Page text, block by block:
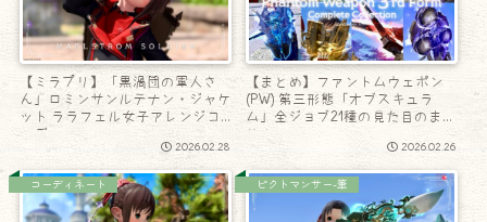
【ミラプリ】「黒渦団の軍人さ
ん」ロミンサンルテナン・ジャケ
ット ララフェル女子アレンジコ
ーデ
2026.02.28
【まとめ】ファントムウェポン
(PW) 第三形態「オブスキュラ
ム」全ジョブ21種の見た目のまと
め！
2026.02.26
コーディネート ピクトマンサー-筆